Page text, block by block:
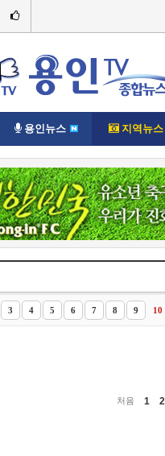
용인뉴스 지역뉴스
지역뉴스 처인구
3 4 5 6 7 8 9 10
처음 1 2